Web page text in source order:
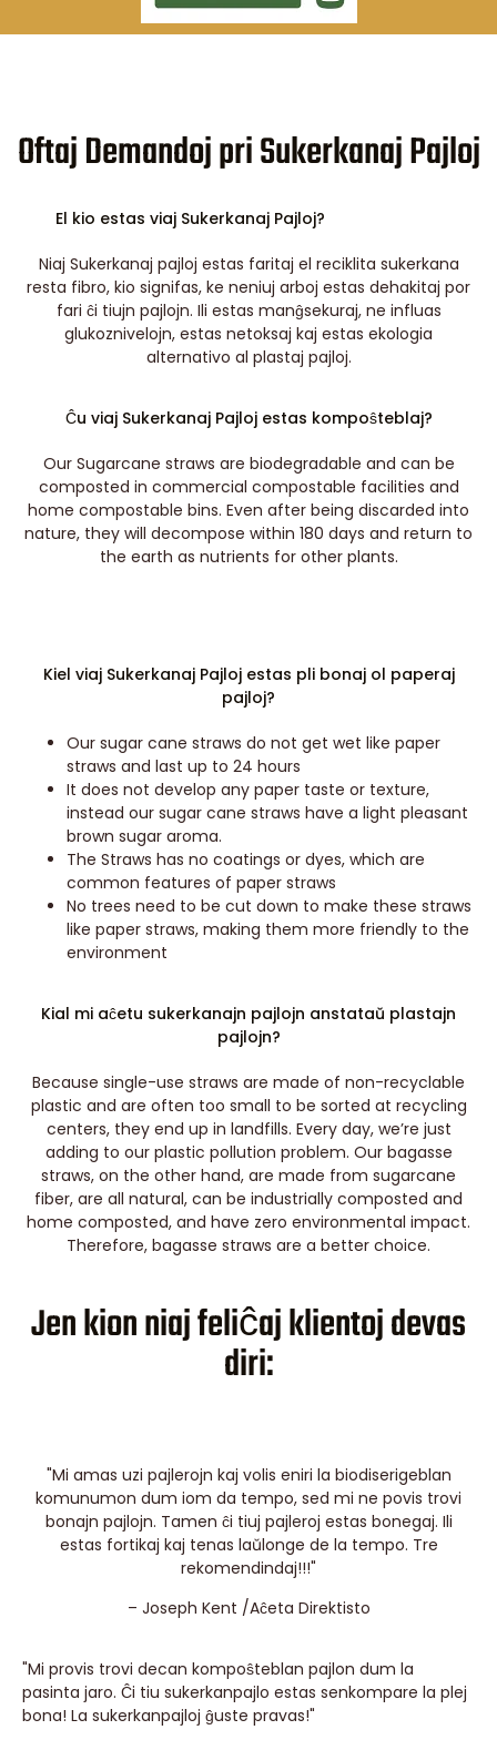
Oftaj Demandoj pri Sukerkanaj Pajloj
El kio estas viaj Sukerkanaj Pajloj?
Niaj Sukerkanaj pajloj estas faritaj el reciklita sukerkana
resta fibro, kio signifas, ke neniuj arboj estas dehakitaj por
fari ĉi tiujn pajlojn. Ili estas manĝsekuraj, ne influas
glukoznivelojn, estas netoksaj kaj estas ekologia
alternativo al plastaj pajloj.
Ĉu viaj Sukerkanaj Pajloj estas kompoŝteblaj?
Our Sugarcane straws are biodegradable and can be
composted in commercial compostable facilities and
home compostable bins. Even after being discarded into
nature, they will decompose within 180 days and return to
the earth as nutrients for other plants.
Kiel viaj Sukerkanaj Pajloj estas pli bonaj ol paperaj
pajloj?
Our sugar cane straws do not get wet like paper
straws and last up to 24 hours
It does not develop any paper taste or texture,
instead our sugar cane straws have a light pleasant
brown sugar aroma.
The Straws has no coatings or dyes, which are
common features of paper straws
No trees need to be cut down to make these straws
like paper straws, making them more friendly to the
environment
Kial mi aĉetu sukerkanajn pajlojn anstataŭ plastajn
pajlojn?
Because single-use straws are made of non-recyclable
plastic and are often too small to be sorted at recycling
centers, they end up in landfills. Every day, we’re just
adding to our plastic pollution problem. Our bagasse
straws, on the other hand, are made from sugarcane
fiber, are all natural, can be industrially composted and
home composted, and have zero environmental impact.
Therefore, bagasse straws are a better choice.
Jen kion niaj feliĉaj klientoj devas
diri:
"Mi amas uzi pajlerojn kaj volis eniri la biodiserigeblan
komunumon dum iom da tempo, sed mi ne povis trovi
bonajn pajlojn. Tamen ĉi tiuj pajleroj estas bonegaj. Ili
estas fortikaj kaj tenas laŭlonge de la tempo. Tre
rekomendindaj!!!"
– Joseph Kent /Aĉeta Direktisto
"Mi provis trovi decan kompoŝteblan pajlon dum la
pasinta jaro. Ĉi tiu sukerkanpajlo estas senkompare la plej
bona! La sukerkanpajloj ĝuste pravas!"